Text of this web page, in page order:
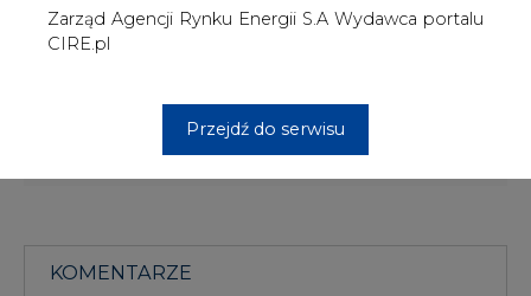
Zarząd Agencji Rynku Energii S.A Wydawca portalu
CIRE.pl
Przejdź do serwisu
Artykuł powstał bez wsparcia narzędzi sztucznej inteligencji.
Wydawca portalu CIRE zgadza się na włączenie publikacji do
KOMENTARZE